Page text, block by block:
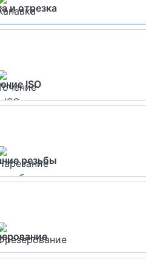
и отрезка
ISO
резьбы